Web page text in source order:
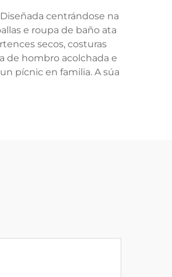
centrándose na
e roupa de baño ata
secos, costuras
de hombro acolchada e
pícnic en familia. A súa